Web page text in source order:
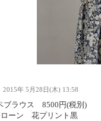
2015年 5月28日(木) 13:58
ブラウス 8500円(税別)
ローン 花プリント黒